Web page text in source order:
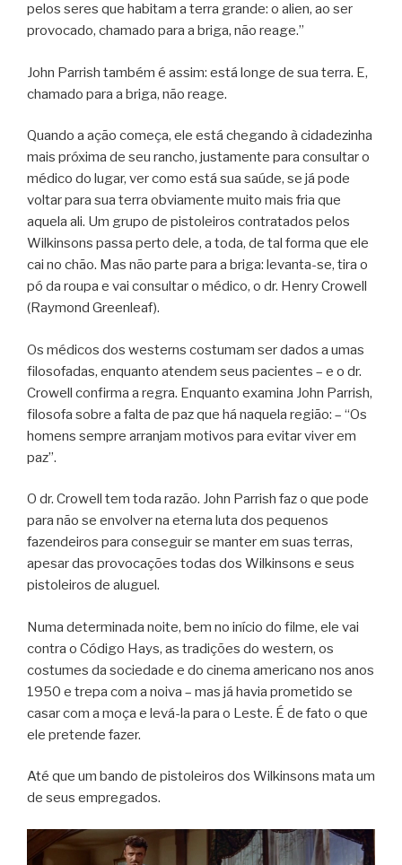
pelos seres que habitam a terra grande: o alien, ao ser
provocado, chamado para a briga, não reage.”
John Parrish também é assim: está longe de sua terra. E,
chamado para a briga, não reage.
Quando a ação começa, ele está chegando à cidadezinha
mais próxima de seu rancho, justamente para consultar o
médico do lugar, ver como está sua saúde, se já pode
voltar para sua terra obviamente muito mais fria que
aquela ali. Um grupo de pistoleiros contratados pelos
Wilkinsons passa perto dele, a toda, de tal forma que ele
cai no chão. Mas não parte para a briga: levanta-se, tira o
pó da roupa e vai consultar o médico, o dr. Henry Crowell
(Raymond Greenleaf).
Os médicos dos westerns costumam ser dados a umas
filosofadas, enquanto atendem seus pacientes – e o dr.
Crowell confirma a regra. Enquanto examina John Parrish,
filosofa sobre a falta de paz que há naquela região: – “Os
homens sempre arranjam motivos para evitar viver em
paz”.
O dr. Crowell tem toda razão. John Parrish faz o que pode
para não se envolver na eterna luta dos pequenos
fazendeiros para conseguir se manter em suas terras,
apesar das provocações todas dos Wilkinsons e seus
pistoleiros de aluguel.
Numa determinada noite, bem no início do filme, ele vai
contra o Código Hays, as tradições do western, os
costumes da sociedade e do cinema americano nos anos
1950 e trepa com a noiva – mas já havia prometido se
casar com a moça e levá-la para o Leste. É de fato o que
ele pretende fazer.
Até que um bando de pistoleiros dos Wilkinsons mata um
de seus empregados.